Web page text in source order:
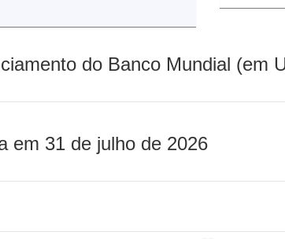
do Banco Mundial (em
em 31 de julho de 2026